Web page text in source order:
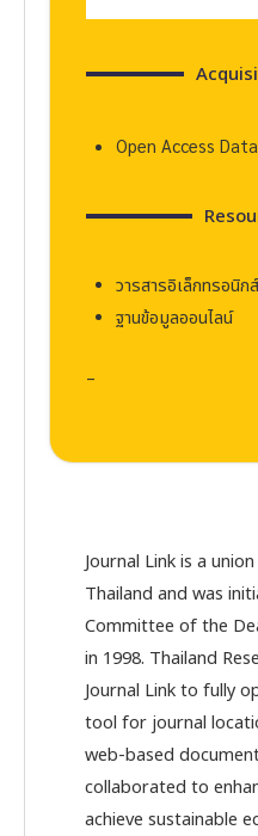
Open Access
วารสารอิเล็กทรอนิกส์
ฐานข้อมูลออนไลน์
–
Journal Link is a
Thailand and was
Committee of the
in 1998. Thailand
Journal Link to fully
tool for journal
web-based
collaborated to
achieve sustainable